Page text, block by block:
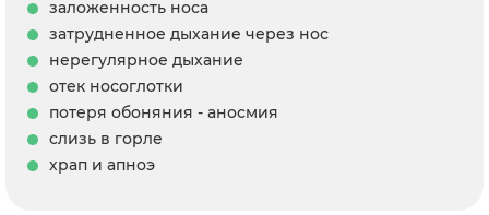
заложенность носа
затрудненное дыхание через нос
нерегулярное дыхание
отек носоглотки
потеря обоняния - аносмия
слизь в горле
храп и апноэ